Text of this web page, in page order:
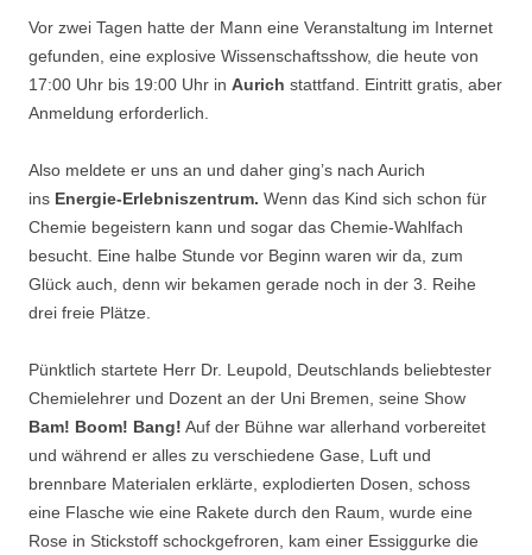
Vor zwei Tagen hatte der Mann eine Veranstaltung im Internet
gefunden, eine explosive Wissenschaftsshow, die heute von
17:00 Uhr bis 19:00 Uhr in Aurich stattfand. Eintritt gratis, aber
Anmeldung erforderlich.
Also meldete er uns an und daher ging’s nach Aurich
ins Energie-Erlebniszentrum. Wenn das Kind sich schon für
Chemie begeistern kann und sogar das Chemie-Wahlfach
besucht. Eine halbe Stunde vor Beginn waren wir da, zum
Glück auch, denn wir bekamen gerade noch in der 3. Reihe
drei freie Plätze.
Pünktlich startete Herr Dr. Leupold, Deutschlands beliebtester
Chemielehrer und Dozent an der Uni Bremen, seine Show
Bam! Boom! Bang! Auf der Bühne war allerhand vorbereitet
und während er alles zu verschiedene Gase, Luft und
brennbare Materialen erklärte, explodierten Dosen, schoss
eine Flasche wie eine Rakete durch den Raum, wurde eine
Rose in Stickstoff schockgefroren, kam einer Essiggurke die